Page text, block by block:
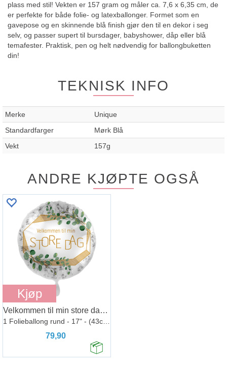
plass med stil! Vekten er 157 gram og måler ca. 7,6 x 6,35 cm, de
er perfekte for både folie- og latexballonger. Formet som en
gavepose og en skinnende blå finish gjør den til en dekor i seg
selv, og passer supert til bursdager, babyshower, dåp eller blå
temafester. Praktisk, pen og helt nødvendig for ballongbuketten
din!
TEKNISK INFO
Merke
Unique
Standardfarger
Mørk Blå
Vekt
157g
ANDRE KJØPTE OGSÅ
Kjøp
Velkommen til min store dag - Grønn
79,90